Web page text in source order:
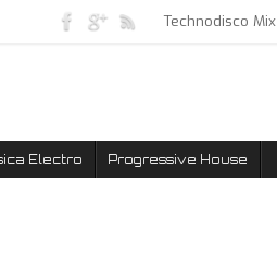
Technodisco Mix
Electro Progressive House